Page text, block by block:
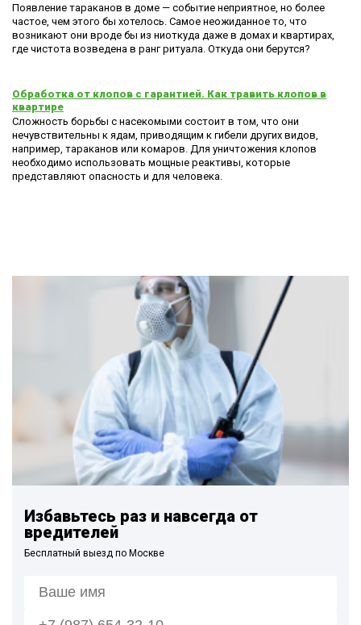
Появление тараканов в доме — событие неприятное, но более
частое, чем этого бы хотелось. Самое неожиданное то, что
возникают они вроде бы из ниоткуда даже в домах и квартирах,
где чистота возведена в ранг ритуала. Откуда они берутся?
Обработка от клопов с гарантией. Как травить клопов в
квартире
Сложность борьбы с насекомыми состоит в том, что они
нечувствительны к ядам, приводящим к гибели других видов,
например, тараканов или комаров. Для уничтожения клопов
необходимо использовать мощные реактивы, которые
представляют опасность и для человека.
Избавьтесь раз и навсегда от
вредителей
Бесплатный выезд по Москве